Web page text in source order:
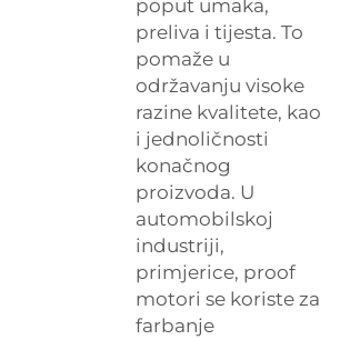
poput umaka,
preliva i tijesta. To
pomaže u
održavanju visoke
razine kvalitete, kao
i jednoličnosti
konačnog
proizvoda. U
automobilskoj
industriji,
primjerice, proof
motori se koriste za
farbanje